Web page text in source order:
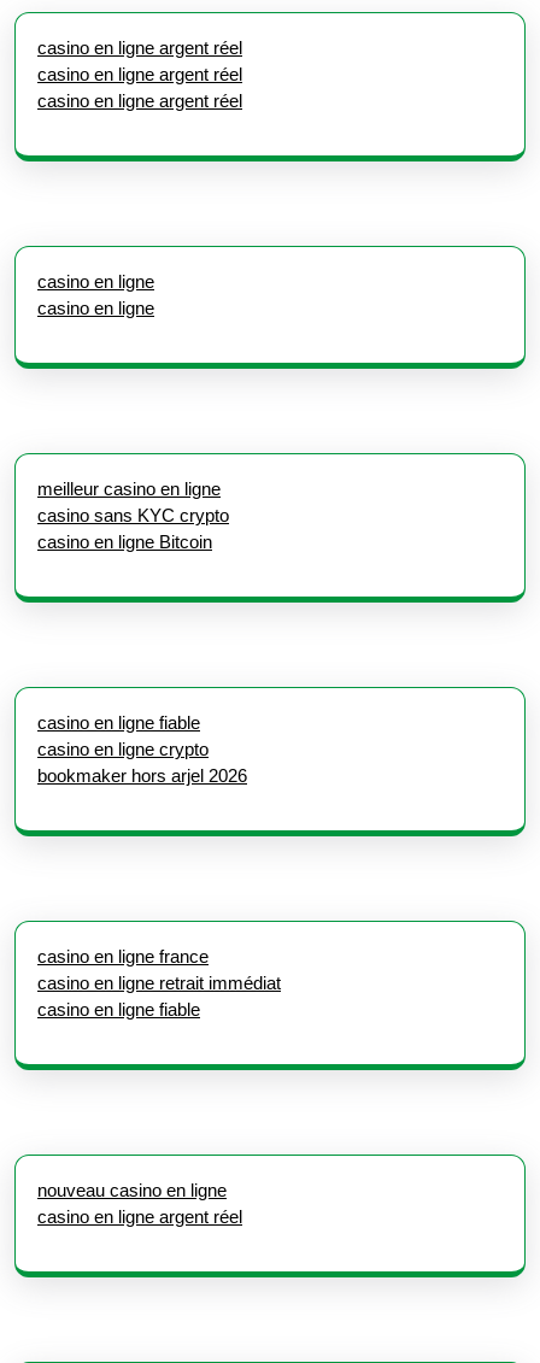
casino en ligne argent réel
casino en ligne argent réel
casino en ligne argent réel
casino en ligne
casino en ligne
meilleur casino en ligne
casino sans KYC crypto
casino en ligne Bitcoin
casino en ligne fiable
casino en ligne crypto
bookmaker hors arjel 2026
casino en ligne france
casino en ligne retrait immédiat
casino en ligne fiable
nouveau casino en ligne
casino en ligne argent réel